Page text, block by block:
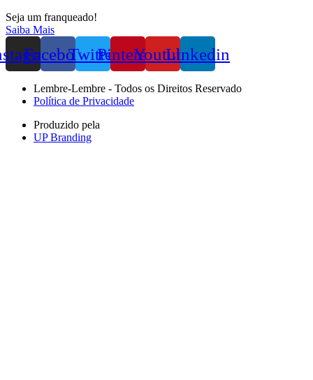
Seja um franqueado!
Saiba Mais
FacebookTwitterPinterestYoutubeLinkedin
Lembre-Lembre - Todos os Direitos Reservado
Política de Privacidade
Produzido pela
UP Branding